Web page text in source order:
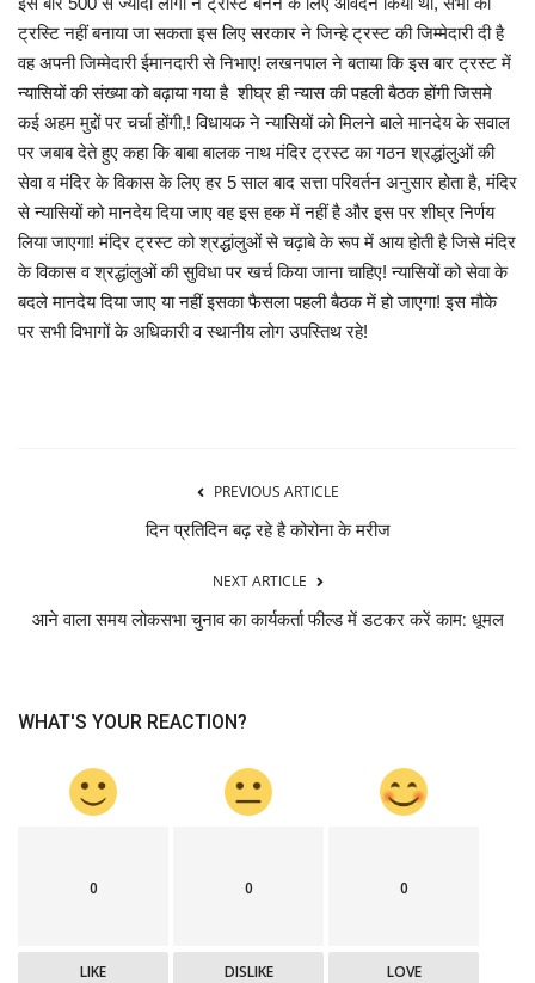
ट्रस्टि नहीं बनाया जा सकता इस लिए सरकार ने जिन्हे ट्रस्ट की जिम्मेदारी दी है
वह अपनी जिम्मेदारी ईमानदारी से निभाए! लखनपाल ने बताया कि इस बार ट्रस्ट में
न्यासियों की संख्या को बढ़ाया गया है शीघ्र ही न्यास की पहली बैठक होंगी जिसमे
कई अहम मुद्दों पर चर्चा होंगी,! विधायक ने न्यासियों को मिलने बाले मानदेय के सवाल
पर जबाब देते हुए कहा कि बाबा बालक नाथ मंदिर ट्रस्ट का गठन श्रद्धांलुओं की
सेवा व मंदिर के विकास के लिए हर 5 साल बाद सत्ता परिवर्तन अनुसार होता है, मंदिर
से न्यासियों को मानदेय दिया जाए वह इस हक में नहीं है और इस पर शीघ्र निर्णय
लिया जाएगा! मंदिर ट्रस्ट को श्रद्धांलुओं से चढ़ाबे के रूप में आय होती है जिसे मंदिर
के विकास व श्रद्धांलुओं की सुविधा पर खर्च किया जाना चाहिए! न्यासियों को सेवा के
बदले मानदेय दिया जाए या नहीं इसका फैसला पहली बैठक में हो जाएगा! इस मौके
पर सभी विभागों के अधिकारी व स्थानीय लोग उपस्तिथ रहे!
PREVIOUS ARTICLE
दिन प्रतिदिन बढ़ रहे है कोरोना के मरीज
NEXT ARTICLE
आने वाला समय लोकसभा चुनाव का कार्यकर्ता फील्ड में डटकर करें काम: धूमल
WHAT'S YOUR REACTION?
0
LIKE
0
DISLIKE
0
LOVE